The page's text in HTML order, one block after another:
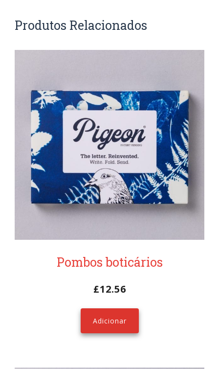
Produtos Relacionados
Pombos boticários
£12.56
Adicionar